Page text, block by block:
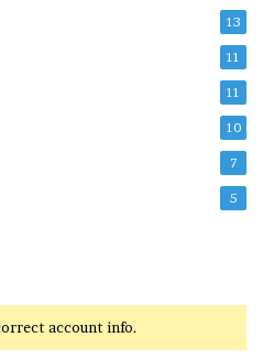
13
11
11
10
7
5
account info.